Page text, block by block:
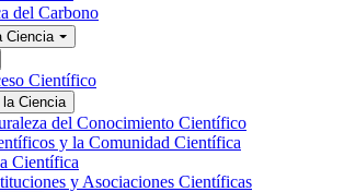
del Carbono
Ciencia
Científico
la Ciencia
del Conocimiento Científico
y la Comunidad Científica
Científica
y Asociaciones Científicas